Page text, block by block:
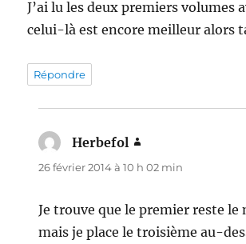
J’ai lu les deux premiers volumes
celui-là est encore meilleur alors
Répondre
Herbefol
26 février 2014 à 10 h 02 min
Je trouve que le premier reste le
mais je place le troisième au-